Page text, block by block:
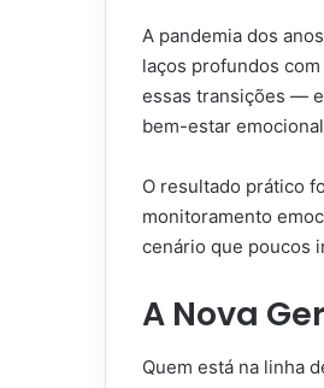
A pandemia dos
laços profundos
essas transições —
bem-estar
O resultado prático
monitoramento
cenário que poucos
A Nova
Quem está na linha